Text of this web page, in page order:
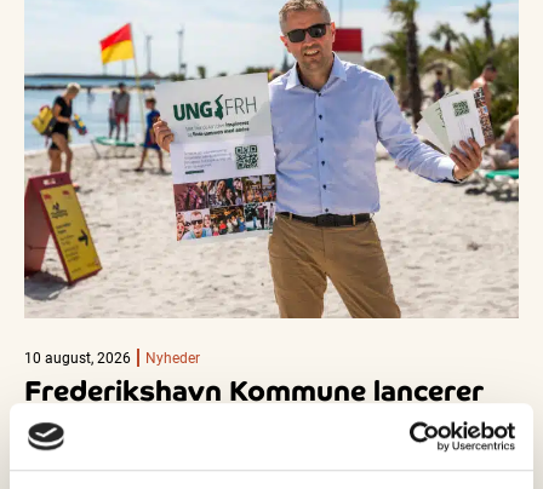
10 august, 2026 Nyheder
Frederikshavn Kommune lancerer
hjemmeside målrettet unge
På UNGfrh.dk kan unge bl.a. finde gode mødesteder, se